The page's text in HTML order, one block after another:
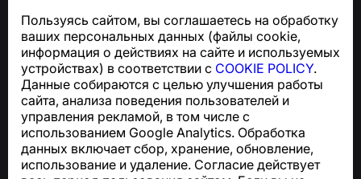
Пользуясь сайтом, вы соглашаетесь на обработку
ваших персональных данных (файлы cookie,
информация о действиях на сайте и используемых
устройствах) в соответствии с COOKIE POLICY.
Данные собираются с целью улучшения работы
сайта, анализа поведения пользователей и
управления рекламой, в том числе с
использованием Google Analytics. Обработка
данных включает сбор, хранение, обновление,
использование и удаление. Согласие действует
Для запросов по соблюдению GDPR:
support@numbuster.com
Центр поддержки
Новости и статьи
О проекте
Контакты